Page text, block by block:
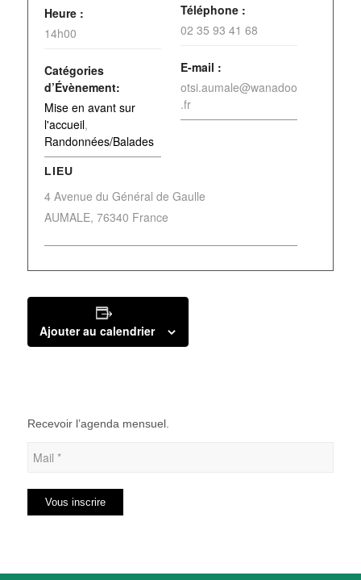
Heure :
14h00
Catégories
d’Évènement:
Mise en avant sur
l'accueil,
Randonnées/Balades
LIEU
4 Avenue du Général de Gaulle
AUMALE, 76340 France
Téléphone :
02 35 93 41 68
E-mail :
otsi.aumale@wanadoo
.fr
Ajouter au calendrier
Recevoir l’agenda mensuel.